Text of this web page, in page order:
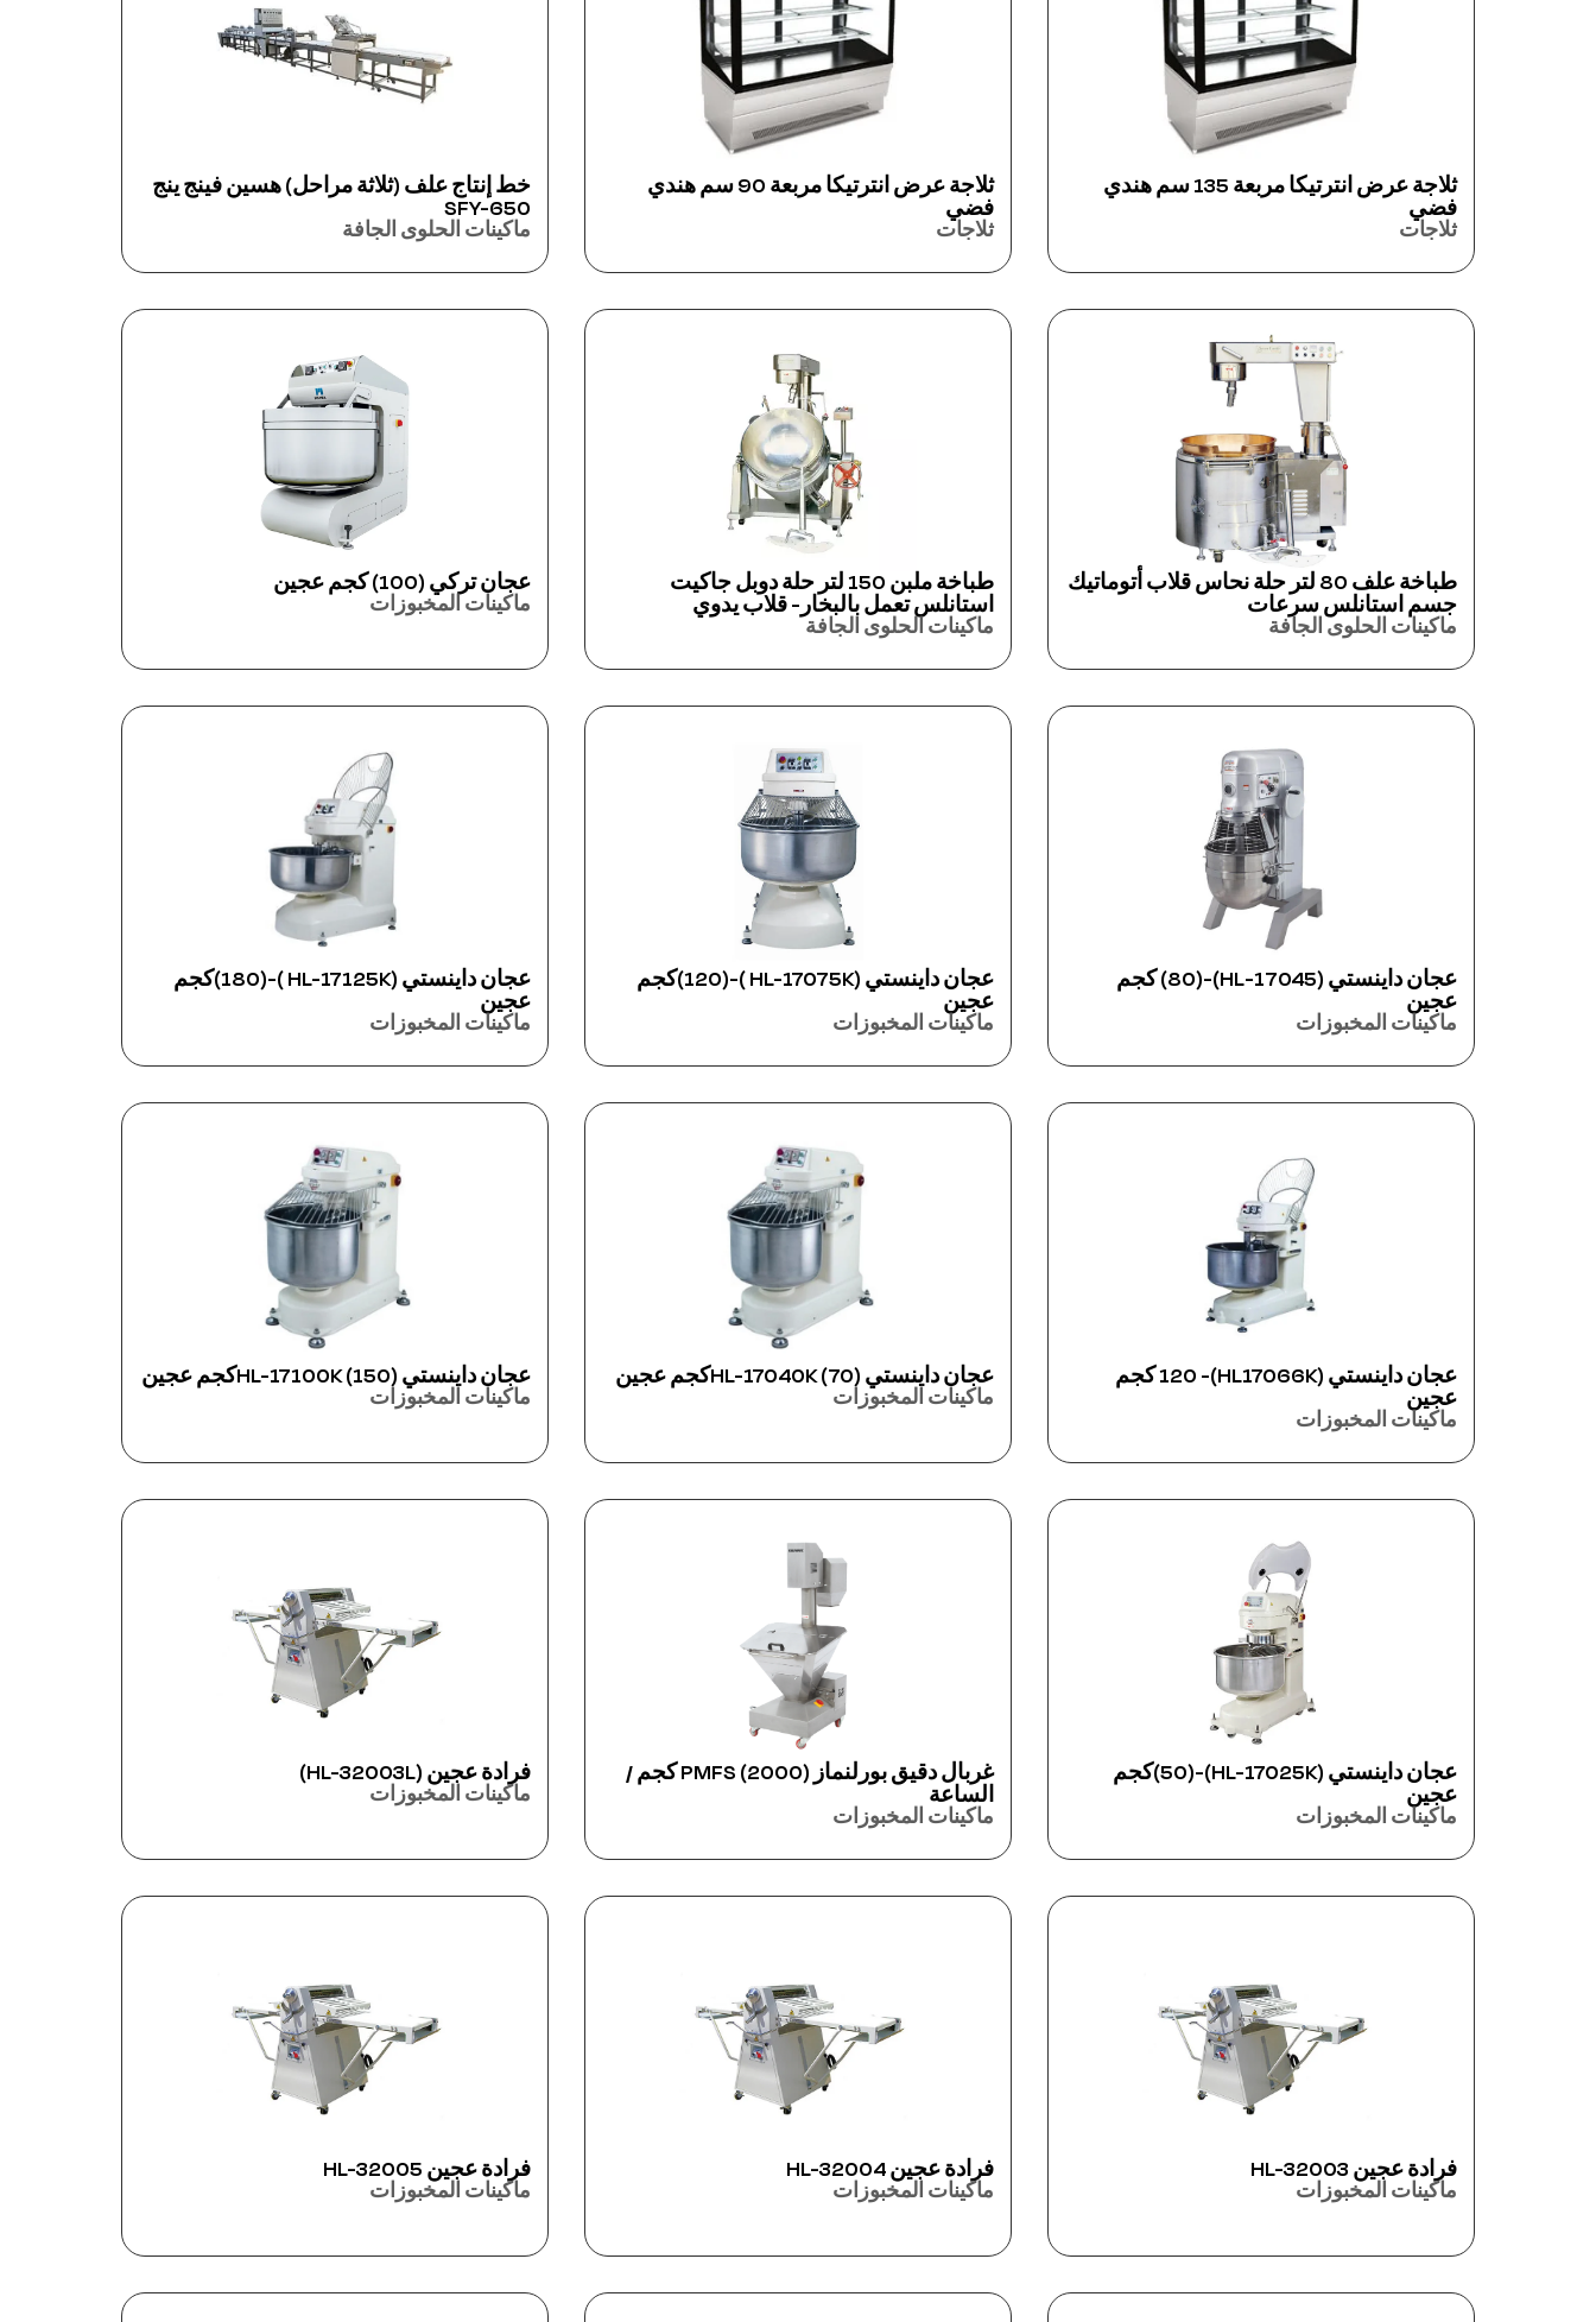
ثلاجة عرض انترتيكا مربعة 135 سم هندي
فضي
ثلاجات
ثلاجة عرض انترتيكا مربعة 90 سم هندي
فضي
ثلاجات
خط إنتاج علف (ثلاثة مراحل) هسين فينج ينج
SFY-650
ماكينات الحلوى الجافة
طباخة علف 80 لتر حلة نحاس قلاب أتوماتيك
جسم استانلس سرعات
ماكينات الحلوى الجافة
طباخة ملبن 150 لتر حلة دوبل جاكيت
استانلس تعمل بالبخار- قلاب يدوي
ماكينات الحلوى الجافة
عجان تركي (100) كجم عجين
ماكينات المخبوزات
عجان داينستي (17045-HL)-(80) كجم
عجين
ماكينات المخبوزات
عجان داينستي (HL-17075K )-(120)كجم
عجين
ماكينات المخبوزات
عجان داينستي (HL-17125K )-(180)كجم
عجين
ماكينات المخبوزات
عجان داينستي (HL17066K)- 120 كجم
عجين
ماكينات المخبوزات
عجان داينستي HL-17040K (70)كجم عجين
ماكينات المخبوزات
عجان داينستي HL-17100K (150)كجم عجين
ماكينات المخبوزات
عجان داينستي (HL-17025K)-(50)كجم
عجين
ماكينات المخبوزات
غربال دقيق بورلنماز PMFS (2000) كجم /
الساعة
ماكينات المخبوزات
فرادة عجين (HL-32003L)
ماكينات المخبوزات
فرادة عجين HL-32003
ماكينات المخبوزات
فرادة عجين HL-32004
ماكينات المخبوزات
فرادة عجين HL-32005
ماكينات المخبوزات